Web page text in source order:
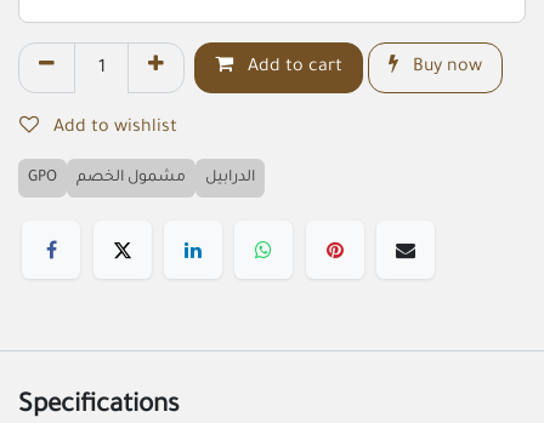
Add to cart Buy now
Add to wishlist
GPO مشمول الخصم الدرابيل
Specifications